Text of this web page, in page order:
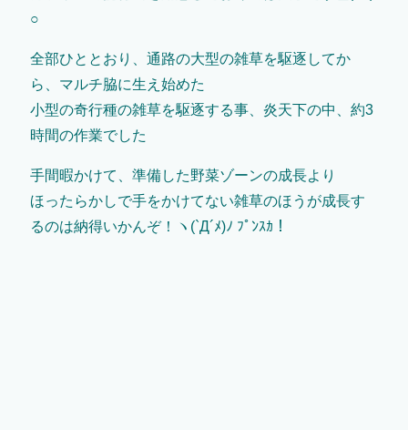
○
全部ひととおり、通路の大型の雑草を駆逐してか
ら、マルチ脇に生え始めた
小型の奇行種の雑草を駆逐する事、炎天下の中、約3
時間の作業でした
手間暇かけて、準備した野菜ゾーンの成長より
ほったらかしで手をかけてない雑草のほうが成長す
るのは納得いかんぞ！ヽ(`Д´ﾒ)ﾉ ﾌﾟﾝｽｶ！